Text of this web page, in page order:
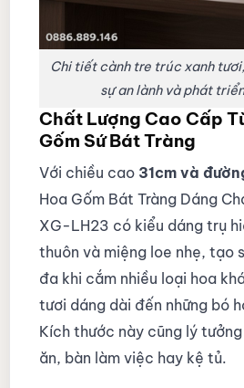
Chi tiết cành tre trúc xanh
sự an lành và phát
Chất Lượng Cao Cấp
Gốm Sứ Bát Tràng
Với chiều cao 31cm và
Hoa Gốm Bát Tràng Dáng
XG-LH23 có kiểu dáng trụ
thuôn và miệng loe nhẹ, tạo
đa khi cắm nhiều loại hoa
tươi dáng dài đến những bó
Kích thước này cũng lý
ăn, bàn làm việc hay kệ tủ.